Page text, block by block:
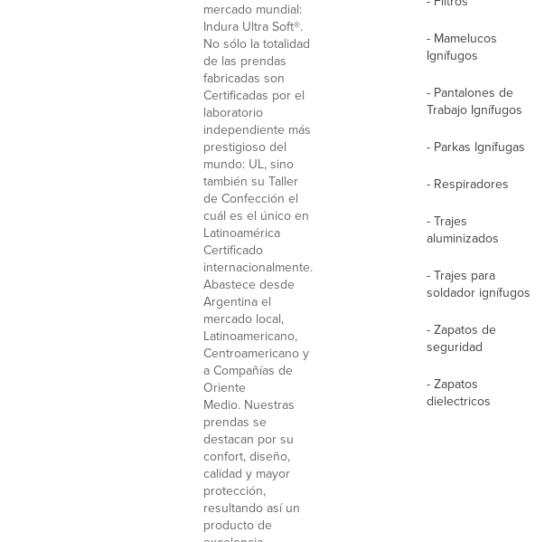
mercado mundial:
Indura Ultra Soft®.
No sólo la totalidad
de las prendas
fabricadas son
Certificadas por el
laboratorio
independiente más
prestigioso del
mundo: UL, sino
también su Taller
de Confección el
cuál es el único en
Latinoamérica
Certificado
internacionalmente.
Abastece desde
Argentina el
mercado local,
Latinoamericano,
Centroamericano y
a Compañías de
Oriente
Medio. Nuestras
prendas se
destacan por su
confort, diseño,
calidad y mayor
protección,
resultando así un
producto de
- Mamelucos
Ignífugos
- Pantalones de
Trabajo Ignífugos
- Parkas Ignífugas
- Respiradores
- Trajes
aluminizados
- Trajes para
soldador ignífugos
- Zapatos de
seguridad
- Zapatos
dielectricos